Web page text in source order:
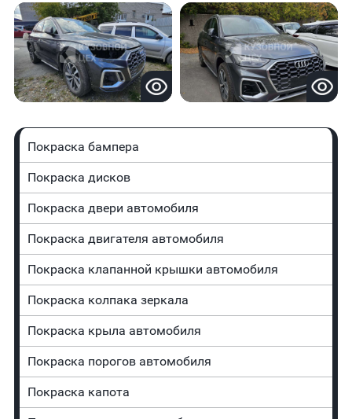
Покраска бампера
Покраска дисков
Покраска двери автомобиля
Покраска двигателя автомобиля
Покраска клапанной крышки автомобиля
Покраска колпака зеркала
Покраска крыла автомобиля
Покраска порогов автомобиля
Покраска капота